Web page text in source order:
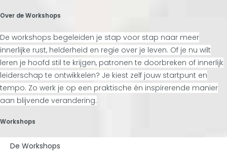
Over de Workshops
De workshops begeleiden je stap voor stap naar meer
innerlijke rust, helderheid en regie over je leven. Of je nu wilt
leren je hoofd stil te krijgen, patronen te doorbreken of innerlijk
leiderschap te ontwikkelen? Je kiest zelf jouw startpunt en
tempo. Zo werk je op een praktische én inspirerende manier
aan blijvende verandering.
Workshops
De Workshops